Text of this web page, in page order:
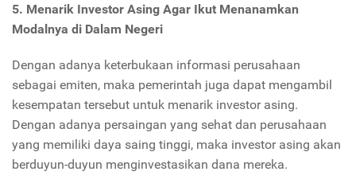
5. Menarik Investor Asing Agar Ikut Menanamkan
Modalnya di Dalam Negeri
Dengan adanya keterbukaan informasi perusahaan
sebagai emiten, maka pemerintah juga dapat mengambil
kesempatan tersebut untuk menarik investor asing.
Dengan adanya persaingan yang sehat dan perusahaan
yang memiliki daya saing tinggi, maka investor asing akan
berduyun-duyun menginvestasikan dana mereka.